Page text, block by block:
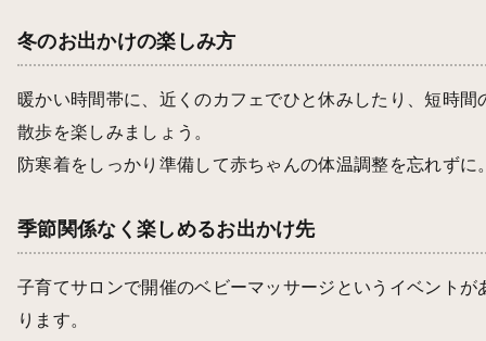
冬のお出かけの楽しみ方
暖かい時間帯に、近くのカフェでひと休みしたり、短時間
散歩を楽しみましょう。
防寒着をしっかり準備して赤ちゃんの体温調整を忘れずに
季節関係なく楽しめるお出かけ先
子育てサロンで開催のベビーマッサージというイベントが
ります。